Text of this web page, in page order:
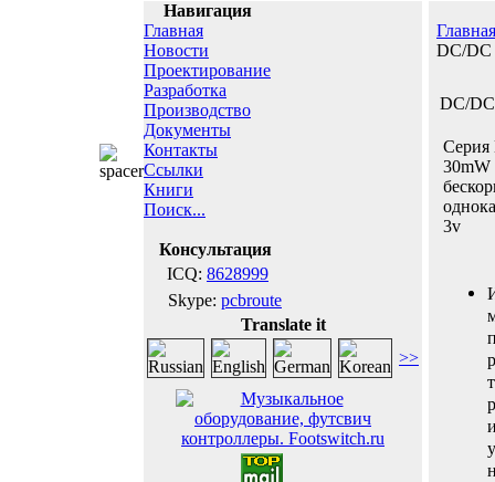
Навигация
Главная
Новости
Проектирование
Разработка
Производство
Документы
Контакты
Ссылки
Книги
Поиск...
Консультация
ICQ: 8628999
Skype: pcbroute
Translate it
>>
Главная
DC/DC
DC/DC
Серия
30mW
3v